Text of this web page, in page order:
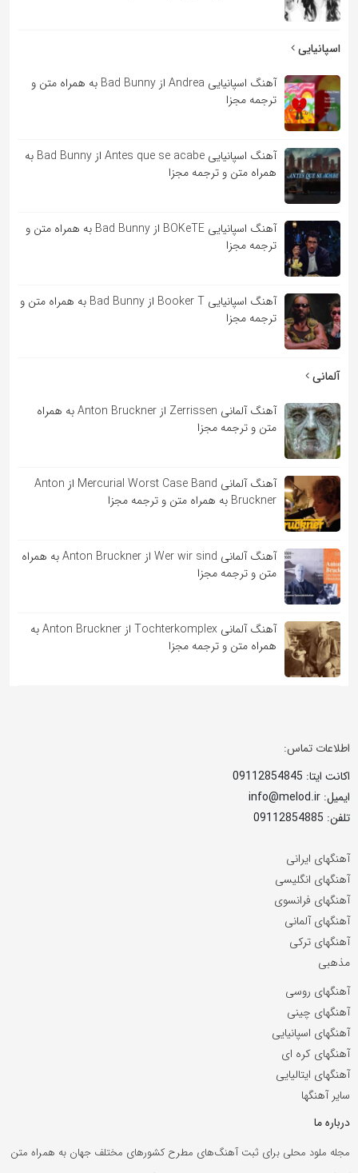
اسپانیایی
آهنگ اسپانیایی Andrea از Bad Bunny به همراه متن و
ترجمه مجزا
آهنگ اسپانیایی Antes que se acabe از Bad Bunny به
همراه متن و ترجمه مجزا
آهنگ اسپانیایی BOKeTE از Bad Bunny به همراه متن و
ترجمه مجزا
آهنگ اسپانیایی Booker T از Bad Bunny به همراه متن و
ترجمه مجزا
آلمانی
آهنگ آلمانی Zerrissen از Anton Bruckner به همراه
متن و ترجمه مجزا
آهنگ آلمانی Mercurial Worst Case Band از Anton
Bruckner به همراه متن و ترجمه مجزا
آهنگ آلمانی Wer wir sind از Anton Bruckner به همراه
متن و ترجمه مجزا
آهنگ آلمانی Tochterkomplex از Anton Bruckner به
همراه متن و ترجمه مجزا
اطلاعات تماس:
اکانت ایتا: 09112854845
ایمیل: info@melod.ir
تلفن: 09112854885
آهنگهای ایرانی
آهنگهای انگلیسی
آهنگهای فرانسوی
آهنگهای آلمانی
آهنگهای ترکی
مذهبی
آهنگهای روسی
آهنگهای چینی
آهنگهای اسپانیایی
آهنگهای کره ای
آهنگهای ایتالیایی
سایر آهنگها
درباره ما
مجله ملود محلی برای ثبت آهنگ‌های مطرح کشورهای مختلف جهان به همراه متن